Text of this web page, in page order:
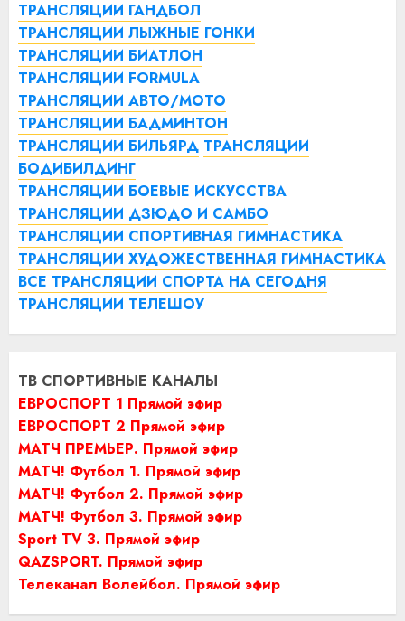
ТРАНСЛЯЦИИ ГАНДБОЛ
ТРАНСЛЯЦИИ ЛЫЖНЫЕ ГОНКИ
ТРАНСЛЯЦИИ БИАТЛОН
ТРАНСЛЯЦИИ FORMULA
ТРАНСЛЯЦИИ АВТО/МОТО
ТРАНСЛЯЦИИ БАДМИНТОН
ТРАНСЛЯЦИИ БИЛЬЯРД ТРАНСЛЯЦИИ
БОДИБИЛДИНГ
ТРАНСЛЯЦИИ БОЕВЫЕ ИСКУССТВА
ТРАНСЛЯЦИИ ДЗЮДО И САМБО
ТРАНСЛЯЦИИ СПОРТИВНАЯ ГИМНАСТИКА
ТРАНСЛЯЦИИ ХУДОЖЕСТВЕННАЯ ГИМНАСТИКА
ВСЕ ТРАНСЛЯЦИИ СПОРТА НА СЕГОДНЯ
ТРАНСЛЯЦИИ ТЕЛЕШОУ
ТВ СПОРТИВНЫЕ КАНАЛЫ
ЕВРОСПОРТ 1 Прямой эфир
ЕВРОСПОРТ 2 Прямой эфир
МАТЧ ПРЕМЬЕР. Прямой эфир
МАТЧ! Футбол 1. Прямой эфир
МАТЧ! Футбол 2. Прямой эфир
МАТЧ! Футбол 3. Прямой эфир
Sport TV 3. Прямой эфир
QAZSPORT. Прямой эфир
Телеканал Волейбол. Прямой эфир